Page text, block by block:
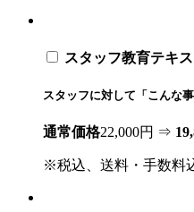
スタッフ教育テキス
スタッフに対して「こんな
通常価格22,000円 ⇒
※税込、送料・手数料